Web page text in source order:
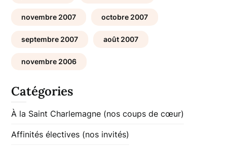
novembre 2007 octobre 2007
septembre 2007 août 2007
novembre 2006
Catégories
À la Saint Charlemagne (nos coups de cœur)
Affinités électives (nos invités)